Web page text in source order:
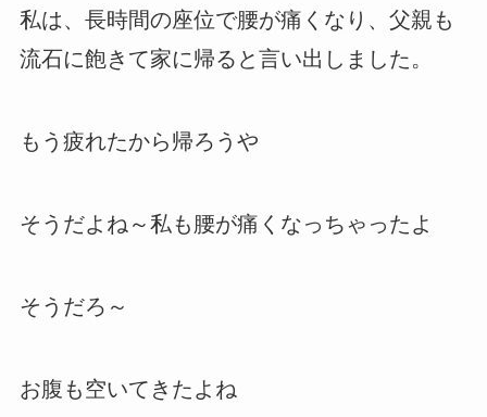
私は、長時間の座位で腰が痛くなり、父親も
流石に飽きて家に帰ると言い出しました。
もう疲れたから帰ろうや
そうだよね～私も腰が痛くなっちゃったよ
そうだろ～
お腹も空いてきたよね